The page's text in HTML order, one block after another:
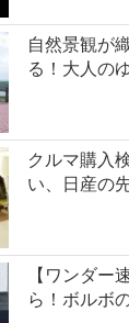
自然景観が
る！大人の
クルマ購入
い、日産の
【ワンダー
ら！ボルボ